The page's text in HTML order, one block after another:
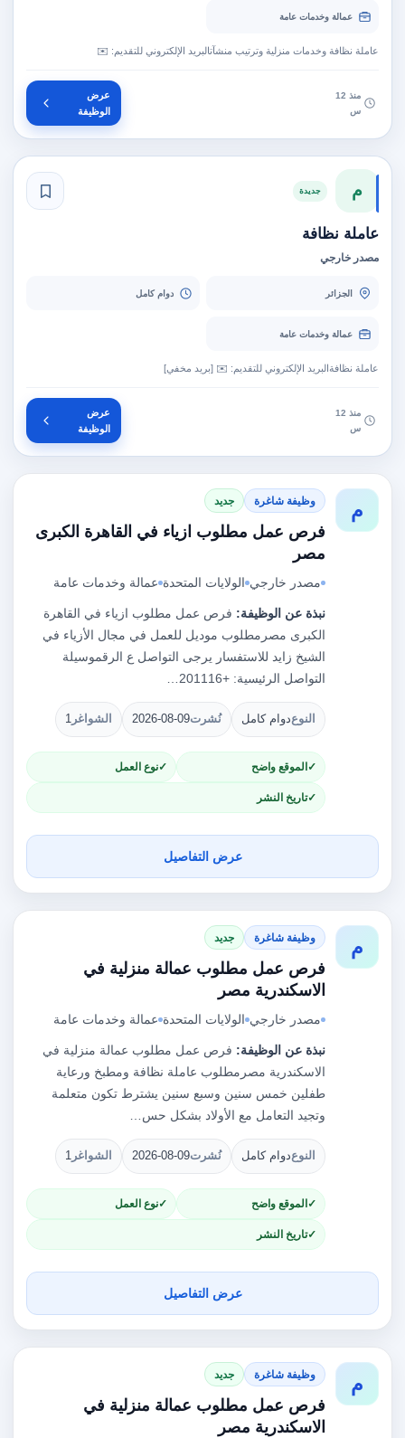
عمالة وخدمات عامة
عاملة نظافة وخدمات منزلية وترتيب منشآتالبريد الإلكتروني للتقديم: ✉️
منذ 12
س
عرض
الوظيفة
م جديدة
عاملة نظافة
مصدر خارجي
الجزائر دوام كامل
عمالة وخدمات عامة
عاملة نظافةالبريد الإلكتروني للتقديم: ✉️ [بريد مخفي]
منذ 12
س
عرض
الوظيفة
م وظيفة شاغرة جديد
فرص عمل مطلوب ازياء في القاهرة الكبرى
مصر
مصدر خارجي الولايات المتحدة عمالة وخدمات عامة
نبذة عن الوظيفة: فرص عمل مطلوب ازياء في القاهرة
الكبرى مصرمطلوب موديل للعمل في مجال الأزياء في
الشيخ زايد للاستفسار يرجى التواصل ع الرقموسيلة
التواصل الرئيسية: +201116…
النوعدوام كامل نُشرت2026-08-09 الشواغر 1
الموقع واضح نوع العمل
تاريخ النشر
عرض التفاصيل
م وظيفة شاغرة جديد
فرص عمل مطلوب عمالة منزلية في
الاسكندرية مصر
مصدر خارجي الولايات المتحدة عمالة وخدمات عامة
نبذة عن الوظيفة: فرص عمل مطلوب عمالة منزلية في
الاسكندرية مصرمطلوب عاملة نظافة ومطبخ ورعاية
طفلين خمس سنين وسبع سنين يشترط تكون متعلمة
وتجيد التعامل مع الأولاد بشكل حس…
النوعدوام كامل نُشرت2026-08-09 الشواغر 1
الموقع واضح نوع العمل
تاريخ النشر
عرض التفاصيل
م وظيفة شاغرة جديد
فرص عمل مطلوب عمالة منزلية في
الاسكندرية مصر